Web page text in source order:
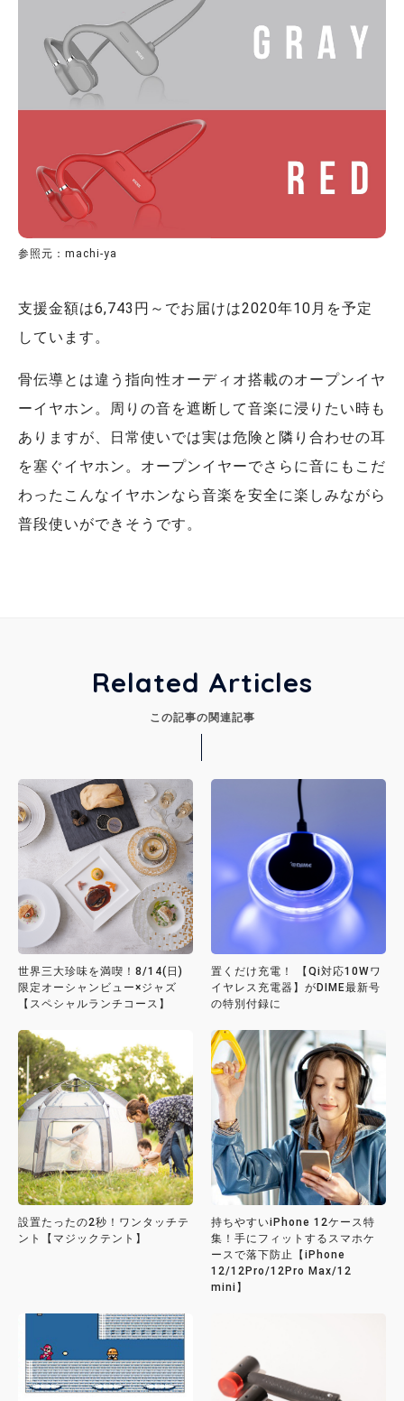
参照元：machi-ya
支援金額は6,743円～でお届けは2020年10月を予定
しています。
骨伝導とは違う指向性オーディオ搭載のオープンイヤ
ーイヤホン。周りの音を遮断して音楽に浸りたい時も
ありますが、日常使いでは実は危険と隣り合わせの耳
を塞ぐイヤホン。オープンイヤーでさらに音にもこだ
わったこんなイヤホンなら音楽を安全に楽しみながら
普段使いができそうです。
Related Articles
この記事の関連記事
世界三大珍味を満喫！8/14(日)
限定オーシャンビュー×ジャズ
【スペシャルランチコース】
置くだけ充電！ 【Qi対応10Wワ
イヤレス充電器】がDIME最新号
の特別付録に
設置たったの2秒！ワンタッチテ
ント【マジックテント】
持ちやすいiPhone 12ケース特
集！手にフィットするスマホケ
ースで落下防止【iPhone
12/12Pro/12Pro Max/12
mini】